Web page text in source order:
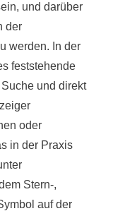
und darüber
der
werden. In der
feststehende
und direkt
oder
in der Praxis
Stern-,
auf der